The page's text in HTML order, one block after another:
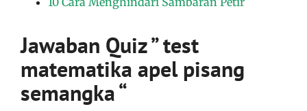
Jawaban Quiz ” test
matematika apel pisang
semangka “